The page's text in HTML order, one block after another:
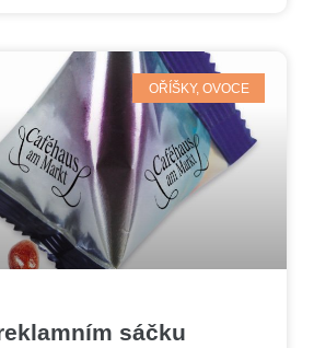
OŘÍŠKY, OVOCE
sáčku